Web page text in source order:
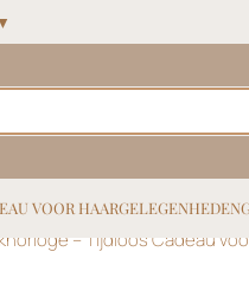
VOOR HAARGELEGENHEDEN
– Tijdloos Cadeau